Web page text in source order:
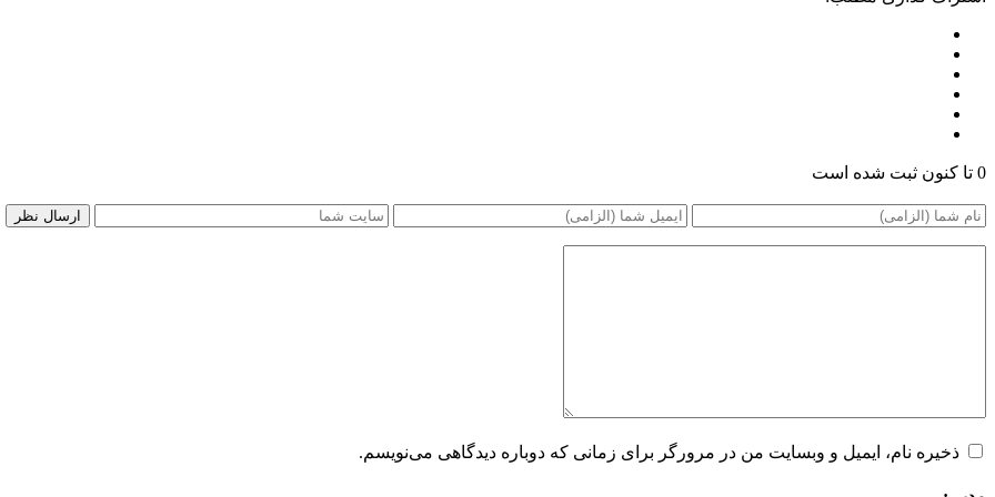
0 تا کنون ثبت شده است
ذخیره نام، ایمیل و وبسایت من در مرورگر برای زمانی که دوباره دیدگاهی می‌نویسم.